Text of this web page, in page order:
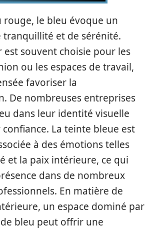
rouge, le bleu évoque un
tranquillité et de sérénité.
est souvent choisie pour les
ou les espaces de travail,
favoriser la
De nombreuses entreprises
dans leur identité visuelle
La teinte bleue est
à des émotions telles
et la paix intérieure, ce qui
dans de nombreux
En matière de
un espace dominé par
de bleu peut offrir une